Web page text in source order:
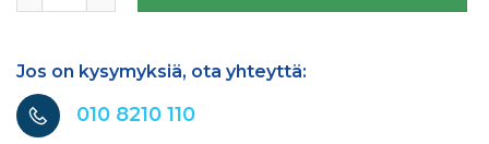
Jos on kysymyksiä, ota yhteyttä:
010 8210 110